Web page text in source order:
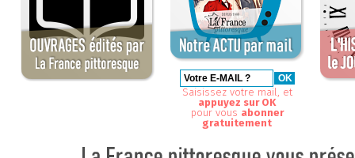
Saisissez votre mail, et
appuyez sur OK
pour vous abonner
gratuitement